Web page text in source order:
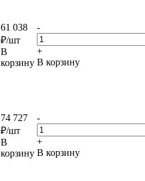
61 038
₽/шт
В
корзину
-
+
В корзину
74 727
₽/шт
В
корзину
-
+
В корзину